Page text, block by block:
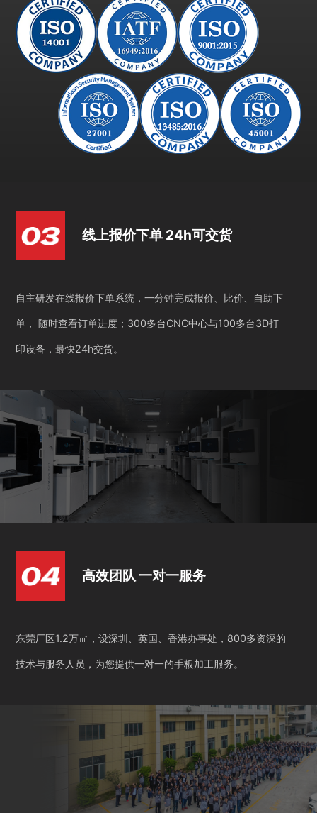
线上报价下单 24h可交货
自主研发在线报价下单系统，一分钟完成报价、比价、自助下
单， 随时查看订单进度；300多台CNC中心与100多台3D打
印设备，最快24h交货。
高效团队 一对一服务
东莞厂区1.2万㎡，设深圳、英国、香港办事处，800多资深的
技术与服务人员，为您提供一对一的手板加工服务。